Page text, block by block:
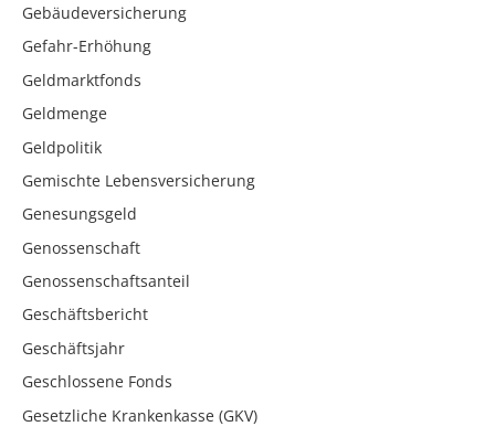
Gebäudeversicherung
Gefahr-Erhöhung
Geldmarktfonds
Geldmenge
Geldpolitik
Gemischte Lebensversicherung
Genesungsgeld
Genossenschaft
Genossenschaftsanteil
Geschäftsbericht
Geschäftsjahr
Geschlossene Fonds
Gesetzliche Krankenkasse (GKV)